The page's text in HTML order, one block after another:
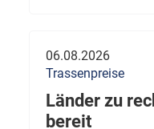
06.08.2026
Trassenpreise
Länder zu
bereit